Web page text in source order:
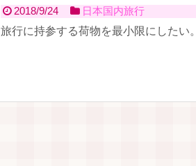
2018/9/24
日本国内旅行
旅行に持参する荷物を最小限にしたい。